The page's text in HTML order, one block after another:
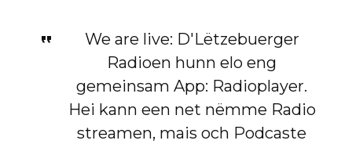
We are live: D'Lëtzebuerger
Radioen hunn elo eng
gemeinsam App: Radioplayer.
Hei kann een net nëmme Radio
streamen, mais och Podcaste